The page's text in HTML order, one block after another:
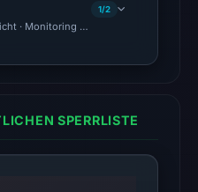
· Monitoring Continues
1/2
SPERRLISTE